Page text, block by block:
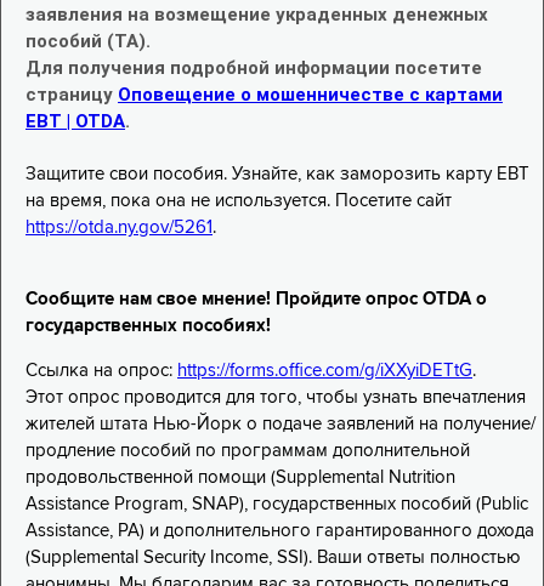
заявления на возмещение украденных денежных
пособий (TA).
Для получения подробной информации посетите
страницу Оповещение о мошенничестве с картами
EBT | OTDA.
Защитите свои пособия. Узнайте, как заморозить карту EBT
на время, пока она не используется. Посетите сайт
https://otda.ny.gov/5261 .
Сообщите нам свое мнение! Пройдите опрос OTDA о
государственных пособиях!
Ссылка на опрос: https://forms.office.com/g/iXXyiDETtG.
Этот опрос проводится для того, чтобы узнать впечатления
жителей штата Нью-Йорк о подаче заявлений на получение/
продление пособий по программам дополнительной
продовольственной помощи (Supplemental Nutrition
Assistance Program, SNAP), государственных пособий (Public
Assistance, PA) и дополнительного гарантированного дохода
(Supplemental Security Income, SSI). Ваши ответы полностью